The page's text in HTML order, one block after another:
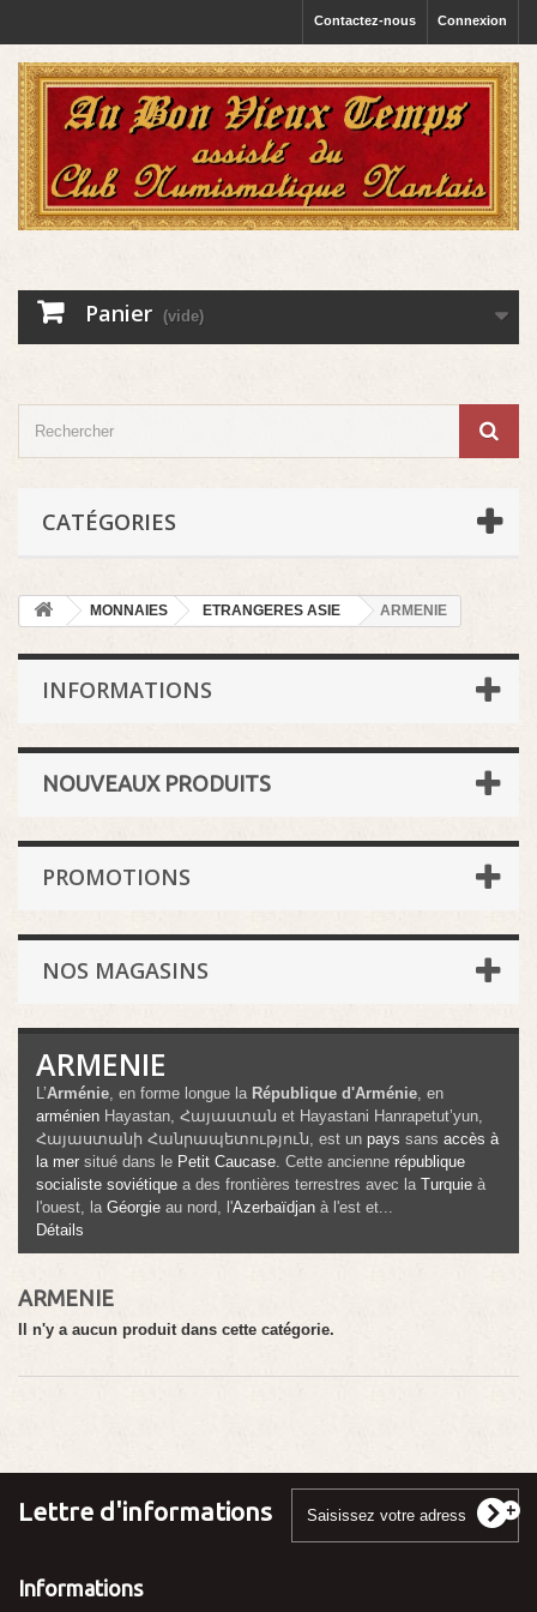
Connexion
Contactez-nous
Panier (vide)
CATÉGORIES
MONNAIES ETRANGERES ASIE ARMENIE
INFORMATIONS
NOUVEAUX PRODUITS
PROMOTIONS
NOS MAGASINS
ARMENIE
L’Arménie, en forme longue la République d'Arménie, en
arménien Hayastan, Հայաստան et Hayastani Hanrapetut’yun,
Հայաստանի Հանրապետություն, est un pays sans accès à
la mer situé dans le Petit Caucase. Cette ancienne république
socialiste soviétique a des frontières terrestres avec la Turquie à
l'ouest, la Géorgie au nord, l'Azerbaïdjan à l'est et...
Détails
ARMENIE
Il n'y a aucun produit dans cette catégorie.
Lettre d'informations
Informations